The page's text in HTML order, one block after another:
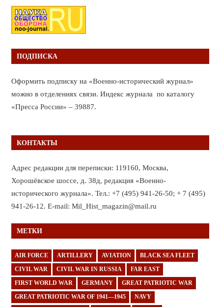
ПОДПИСКА
Оформить подписку на «Военно-исторический журнал»
можно в отделениях связи. Индекс журнала по каталогу
«Пресса России» – 39887.
КОНТАКТЫ
Адрес редакции для переписки: 119160, Москва,
Хорошёвское шоссе, д. 38д, редакция «Военно-
исторического журнала». Тел.: +7 (495) 941-26-50; + 7 (495)
941-26-12. E-mail: Mil_Hist_magazin@mail.ru
МЕТКИ
AIR FORCE ARTILLERY AVIATION BLACK SEA FLEET
CIVIL WAR CIVIL WAR IN RUSSIA FAR EAST
FIRST WORLD WAR GERMANY GREAT PATRIOTIC WAR
GREAT PATRIOTIC WAR OF 1941—1945 NAVY